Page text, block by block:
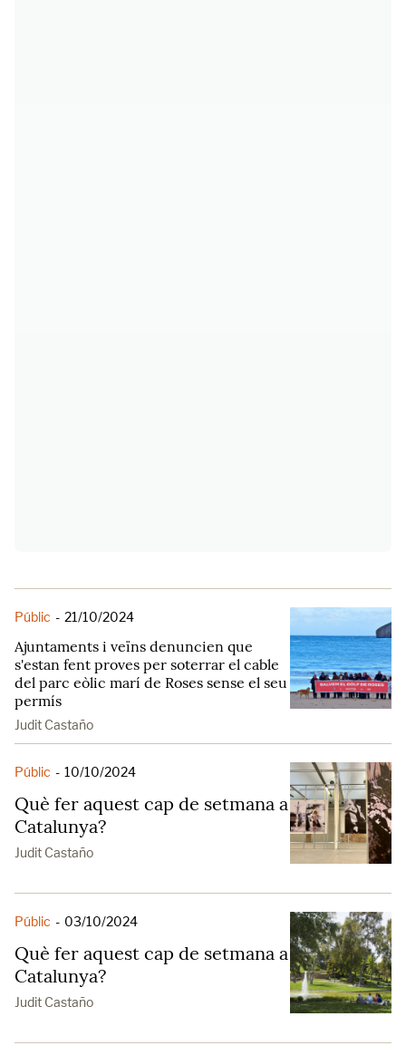
Públic - 21/10/2024
Ajuntaments i veïns denuncien que
s'estan fent proves per soterrar el cable
del parc eòlic marí de Roses sense el seu
permís
Judit Castaño
Públic - 10/10/2024
Què fer aquest cap de setmana a
Catalunya?
Judit Castaño
Públic - 03/10/2024
Què fer aquest cap de setmana a
Catalunya?
Judit Castaño